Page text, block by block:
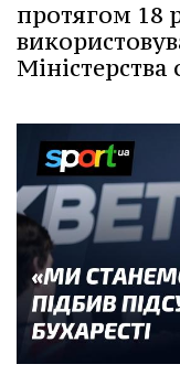
протягом 18